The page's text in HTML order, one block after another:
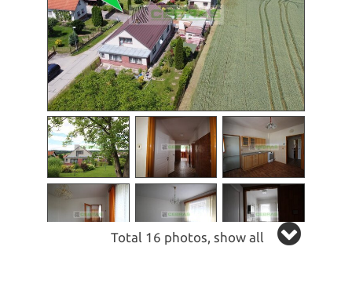
Total 16 photos, show all